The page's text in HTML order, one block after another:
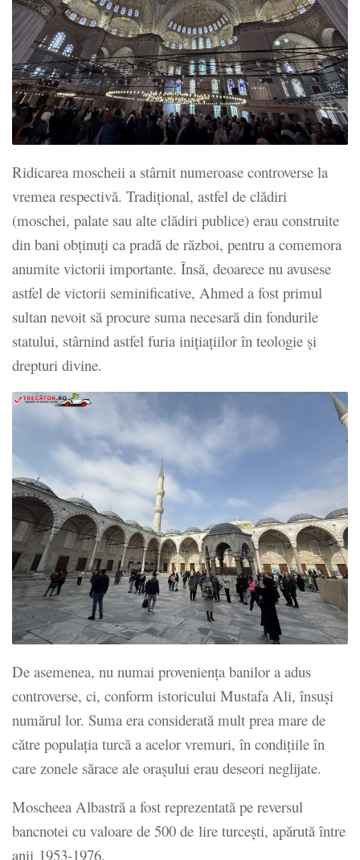
Ridicarea moscheii a stârnit numeroase controverse la
vremea respectivă. Tradițional, astfel de clădiri
(moschei, palate sau alte clădiri publice) erau construite
din bani obținuți ca pradă de război, pentru a comemora
anumite victorii importante. Însă, deoarece nu avusese
astfel de victorii seminificative, Ahmed a fost primul
sultan nevoit să procure suma necesară din fondurile
statului, stârnind astfel furia inițiațiilor în teologie și
drepturi divine.
De asemenea, nu numai proveniența banilor a adus
controverse, ci, conform istoricului Mustafa Ali, însuși
numărul lor. Suma era considerată mult prea mare de
către populația turcă a acelor vremuri, în condițiile în
care zonele sărace ale orașului erau deseori neglijate.
Moscheea Albastră a fost reprezentată pe reversul
bancnotei cu valoare de 500 de lire turcești, apărută între
anii 1953-1976.